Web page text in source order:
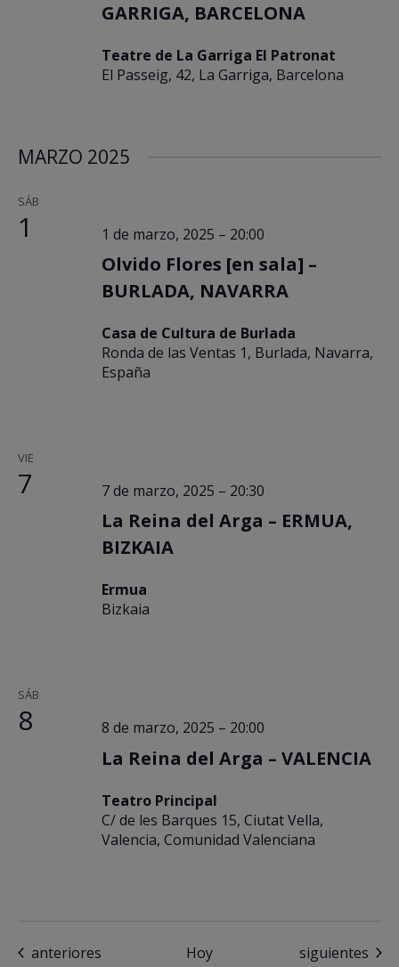
GARRIGA, BARCELONA
Teatre de La Garriga El Patronat
El Passeig, 42, La Garriga, Barcelona
MARZO 2025
SÁB
1 1 de marzo, 2025 – 20:00
Olvido Flores [en sala] –
BURLADA, NAVARRA
Casa de Cultura de Burlada
Ronda de las Ventas 1, Burlada, Navarra,
España
VIE
7 7 de marzo, 2025 – 20:30
La Reina del Arga – ERMUA,
BIZKAIA
Ermua
Bizkaia
SÁB
8 8 de marzo, 2025 – 20:00
La Reina del Arga – VALENCIA
Teatro Principal
C/ de les Barques 15, Ciutat Vella,
Valencia, Comunidad Valenciana
Eventos
anteriores Hoy Eventos
siguientes